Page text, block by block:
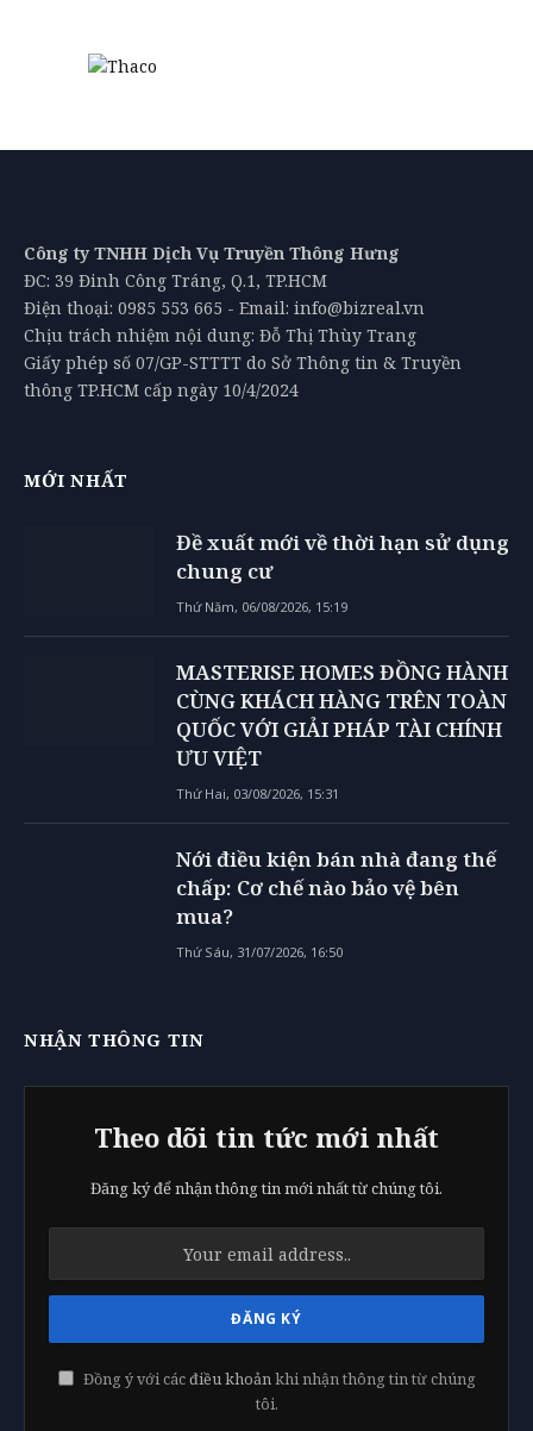
Công ty TNHH Dịch Vụ Truyền Thông Hưng
ĐC: 39 Đinh Công Tráng, Q.1, TP.HCM
Điện thoại: 0985 553 665 - Email: info@bizreal.vn
Chịu trách nhiệm nội dung: Đỗ Thị Thùy Trang
Giấy phép số 07/GP-STTTT do Sở Thông tin & Truyền
thông TP.HCM cấp ngày 10/4/2024
MỚI NHẤT
Đề xuất mới về thời hạn sử dụng
chung cư
Thứ Năm, 06/08/2026, 15:19
MASTERISE HOMES ĐỒNG HÀNH
CÙNG KHÁCH HÀNG TRÊN TOÀN
QUỐC VỚI GIẢI PHÁP TÀI CHÍNH
ƯU VIỆT
Thứ Hai, 03/08/2026, 15:31
Nới điều kiện bán nhà đang thế
chấp: Cơ chế nào bảo vệ bên
mua?
Thứ Sáu, 31/07/2026, 16:50
NHẬN THÔNG TIN
Theo dõi tin tức mới nhất
Đăng ký để nhận thông tin mới nhất từ chúng tôi.
Đồng ý với cácđiều khoảnkhi nhận thông tin từ chúng
tôi.